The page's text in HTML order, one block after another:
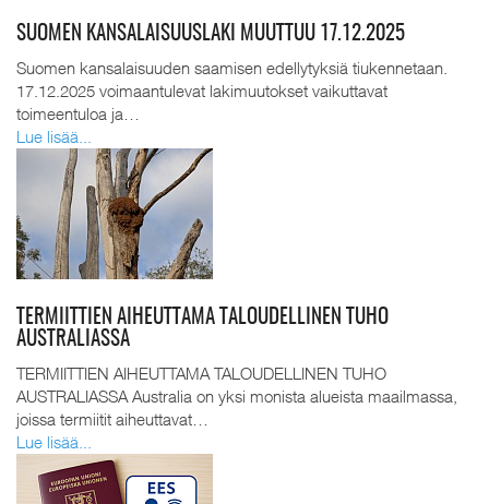
SUOMEN KANSALAISUUSLAKI MUUTTUU 17.12.2025
Suomen kansalaisuuden saamisen edellytyksiä tiukennetaan.
17.12.2025 voimaantulevat lakimuutokset vaikuttavat
toimeentuloa ja…
Lue lisää...
TERMIITTIEN AIHEUTTAMA TALOUDELLINEN TUHO
AUSTRALIASSA
TERMIITTIEN AIHEUTTAMA TALOUDELLINEN TUHO
AUSTRALIASSA Australia on yksi monista alueista maailmassa,
joissa termiitit aiheuttavat…
Lue lisää...